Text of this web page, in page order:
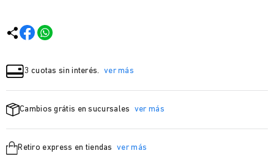
3 cuotas sin interés. ver más
Cambios grátis en sucursales ver más
Retiro express en tiendas ver más